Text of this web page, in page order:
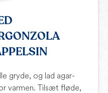
gryde, og lad agar-
varmen. Tilsæt fløde,